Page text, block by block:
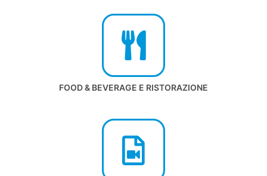
FOOD & BEVERAGE E RISTORAZIONE